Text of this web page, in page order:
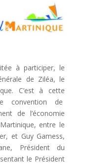
à participer, le
de Ziléa, le
C’est à cette
convention de
de l’économie
entre le
et Guy Gamess,
Président du
le Président